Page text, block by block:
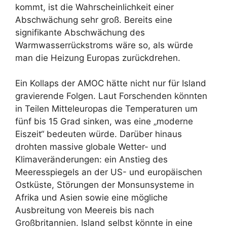
kommt, ist die Wahrscheinlichkeit einer
Abschwächung sehr groß. Bereits eine
signifikante Abschwächung des
Warmwasserrückstroms wäre so, als würde
man die Heizung Europas zurückdrehen.
Ein Kollaps der AMOC hätte nicht nur für Island
gravierende Folgen. Laut Forschenden könnten
in Teilen Mitteleuropas die Temperaturen um
fünf bis 15 Grad sinken, was eine „moderne
Eiszeit“ bedeuten würde. Darüber hinaus
drohten massive globale Wetter- und
Klimaveränderungen: ein Anstieg des
Meeresspiegels an der US- und europäischen
Ostküste, Störungen der Monsunsysteme in
Afrika und Asien sowie eine mögliche
Ausbreitung von Meereis bis nach
Großbritannien. Island selbst könnte in eine